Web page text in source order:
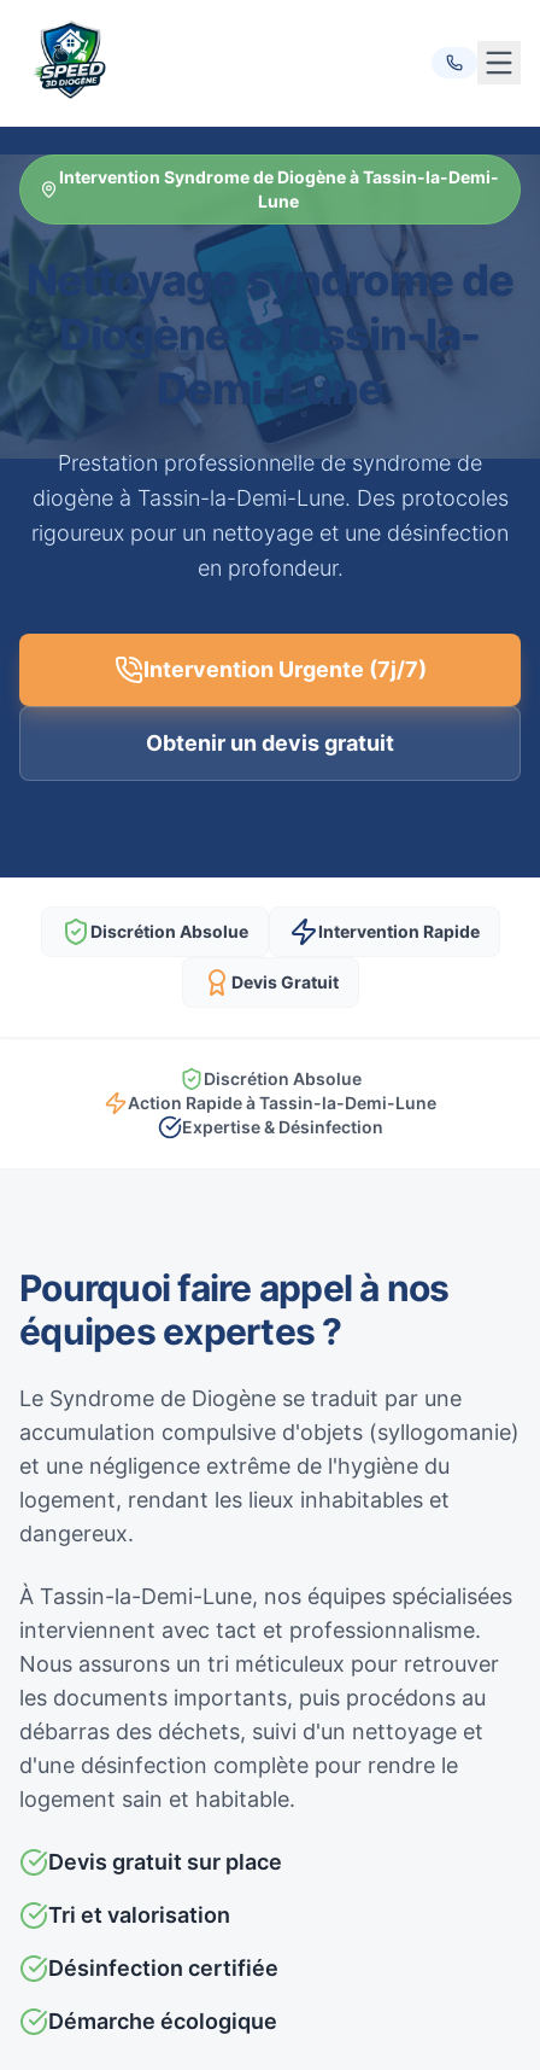
Intervention Syndrome de Diogène à Tassin-la-Demi-
Lune
Nettoyage syndrome de
Diogène à Tassin-la-
Demi-Lune
Prestation professionnelle de syndrome de
diogène à Tassin-la-Demi-Lune. Des protocoles
rigoureux pour un nettoyage et une désinfection
en profondeur.
Intervention Urgente (7j/7)
Obtenir un devis gratuit
Discrétion Absolue Intervention Rapide
Devis Gratuit
Discrétion Absolue
Action Rapide à Tassin-la-Demi-Lune
Expertise & Désinfection
Pourquoi faire appel à nos
équipes expertes ?
Le Syndrome de Diogène se traduit par une
accumulation compulsive d'objets (syllogomanie)
et une négligence extrême de l'hygiène du
logement, rendant les lieux inhabitables et
dangereux.
À Tassin-la-Demi-Lune, nos équipes spécialisées
interviennent avec tact et professionnalisme.
Nous assurons un tri méticuleux pour retrouver
les documents importants, puis procédons au
débarras des déchets, suivi d'un nettoyage et
d'une désinfection complète pour rendre le
logement sain et habitable.
Devis gratuit sur place
Tri et valorisation
Désinfection certifiée
Démarche écologique